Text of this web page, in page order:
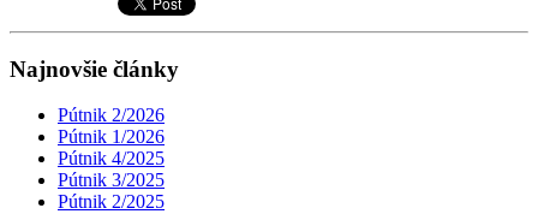
Najnovšie články
Pútnik 2/2026
Pútnik 1/2026
Pútnik 4/2025
Pútnik 3/2025
Pútnik 2/2025